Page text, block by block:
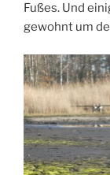
Fußes. Und
gewohnt um